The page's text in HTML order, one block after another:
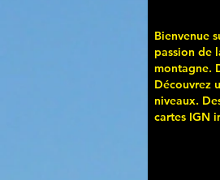
Bienvenue
passion de
montagne.
Découvrez
niveaux.
cartes IGN